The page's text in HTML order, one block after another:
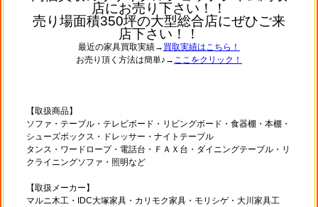
店にお売り下さい！！
売り場面積350坪の大型総合店にぜひご来
店下さい！！
最近の家具買取実績→ 買取実績はこちら！
お売り頂く方法は簡単♪→ ここをクリック！
【取扱商品】
ソファ・テーブル・テレビボード・リビングボード・食器棚・本棚・
シューズボックス・ドレッサー・ナイトテーブル
タンス・ワードロープ・電話台・ＦＡＸ台・ダイニングテーブル・リ
クライニングソファ・照明など
【取扱メーカー】
マルニ木工・IDC大塚家具・カリモク家具・モリシゲ・大川家具工